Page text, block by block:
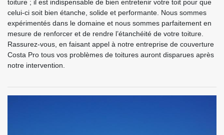
toiture ; il est indispensable de bien entretenir votre toit pour que
celui-ci soit bien étanche, solide et performante. Nous sommes
expérimentés dans le domaine et nous sommes parfaitement en
mesure de renforcer et de rendre l’étanchéité de votre toiture.
Rassurez-vous, en faisant appel à notre entreprise de couverture
Costa Pro tous vos problèmes de toitures auront disparues après
notre intervention.